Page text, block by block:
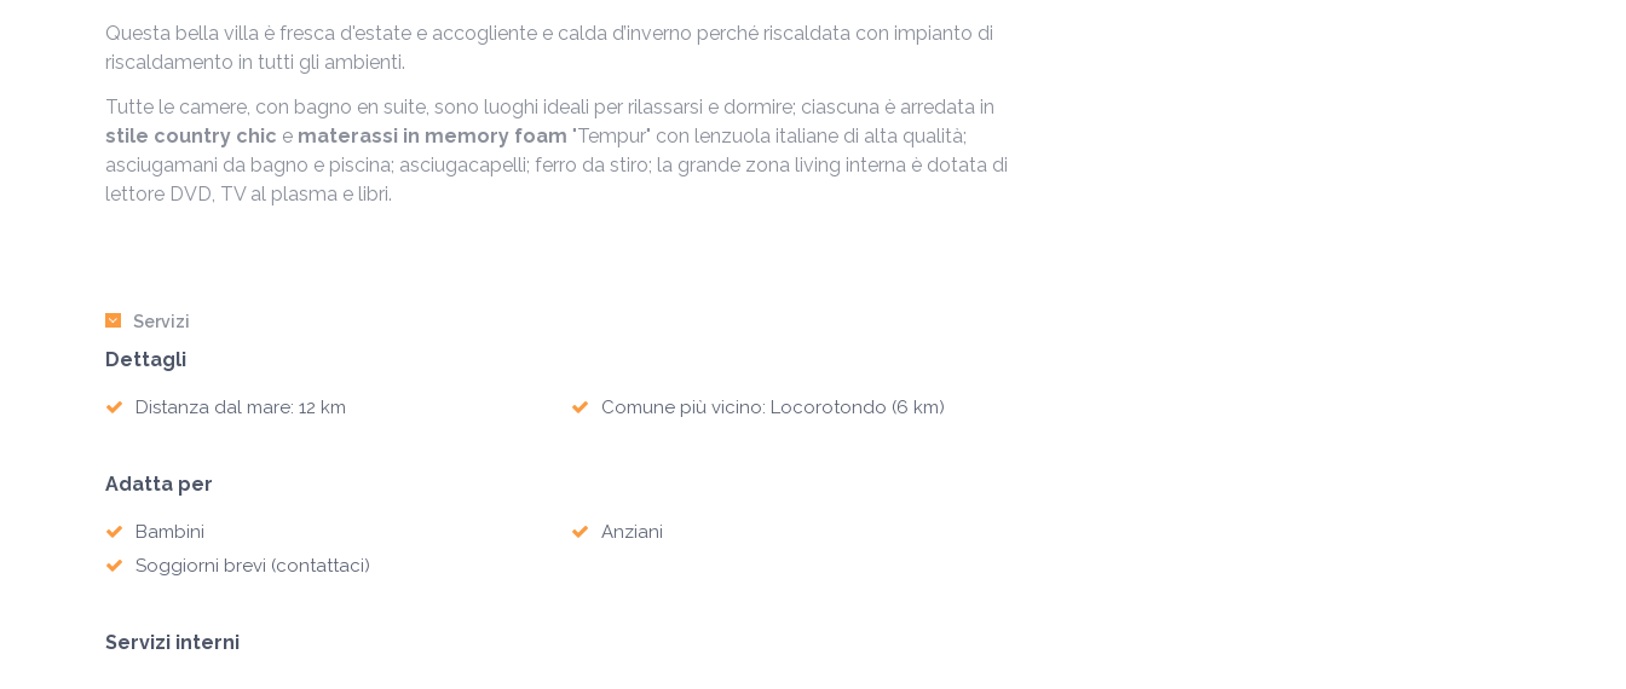
Questa bella villa è fresca d'estate e accogliente e calda d’inverno perché riscaldata con impianto di
riscaldamento in tutti gli ambienti.
Tutte le camere, con bagno en suite, sono luoghi ideali per rilassarsi e dormire; ciascuna è arredata in
stile country chic e materassi in memory foam "Tempur" con lenzuola italiane di alta qualità;
asciugamani da bagno e piscina; asciugacapelli; ferro da stiro; la grande zona living interna è dotata di
lettore DVD, TV al plasma e libri.
Servizi
Dettagli
Distanza dal mare: 12 km Comune più vicino: Locorotondo (6 km)
Adatta per
Bambini
Anziani
Soggiorni brevi (contattaci)
Servizi interni